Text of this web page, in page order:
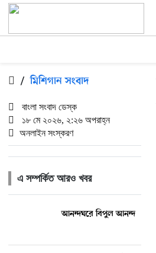
/ মিশিগান সংবাদ
বাংলা সংবাদ ডেস্ক
১৮ মে ২০২৬, ২:২৬ অপরাহ্ন
অনলাইন সংস্করণ
এ সম্পর্কিত আরও খবর
আনন্দঘরে বিপুল আনন্দ